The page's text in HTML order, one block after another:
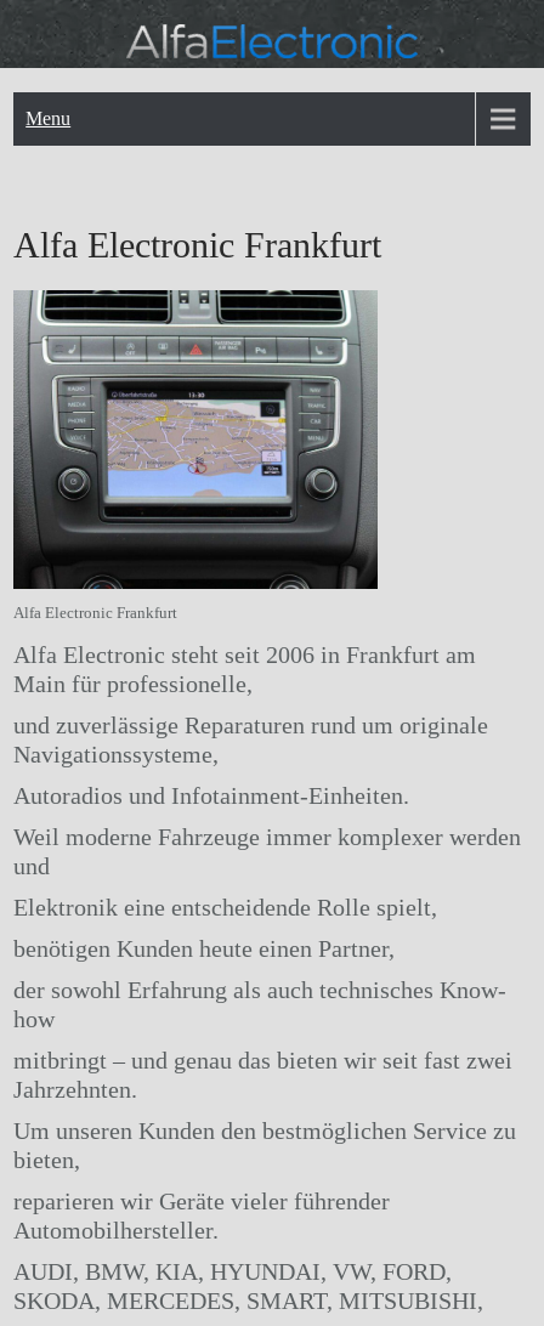
to
content
Menu
Alfa Electronic Frankfurt
Alfa Electronic Frankfurt
Alfa Electronic steht seit 2006 in Frankfurt am
Main für professionelle,
und zuverlässige Reparaturen rund um originale
Navigationssysteme,
Autoradios und Infotainment-Einheiten.
Weil moderne Fahrzeuge immer komplexer werden
und
Elektronik eine entscheidende Rolle spielt,
benötigen Kunden heute einen Partner,
der sowohl Erfahrung als auch technisches Know-
how
mitbringt – und genau das bieten wir seit fast zwei
Jahrzehnten.
Um unseren Kunden den bestmöglichen Service zu
bieten,
reparieren wir Geräte vieler führender
Automobilhersteller.
AUDI, BMW, KIA, HYUNDAI, VW, FORD,
SKODA, MERCEDES, SMART, MITSUBISHI,